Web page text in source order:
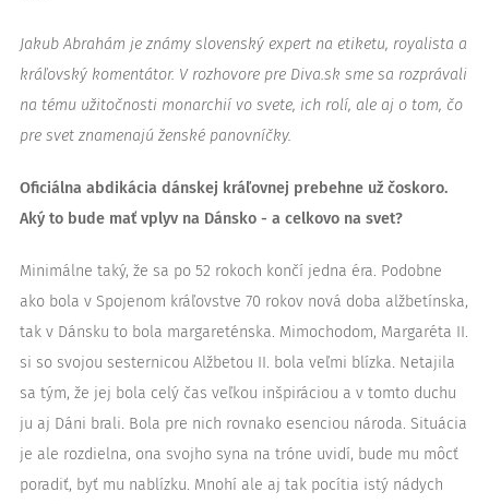
Jakub Abrahám je známy slovenský expert na etiketu, royalista a
kráľovský komentátor. V rozhovore pre Diva.sk sme sa rozprávali
na tému užitočnosti monarchií vo svete, ich rolí, ale aj o tom, čo
pre svet znamenajú ženské panovníčky.
Oficiálna abdikácia dánskej kráľovnej prebehne už čoskoro.
Aký to bude mať vplyv na Dánsko - a celkovo na svet?
Minimálne taký, že sa po 52 rokoch končí jedna éra. Podobne
ako bola v Spojenom kráľovstve 70 rokov nová doba alžbetínska,
tak v Dánsku to bola margareténska. Mimochodom, Margaréta II.
si so svojou sesternicou Alžbetou II. bola veľmi blízka. Netajila
sa tým, že jej bola celý čas veľkou inšpiráciou a v tomto duchu
ju aj Dáni brali. Bola pre nich rovnako esenciou národa. Situácia
je ale rozdielna, ona svojho syna na tróne uvidí, bude mu môcť
poradiť, byť mu nablízku. Mnohí ale aj tak pocítia istý nádych